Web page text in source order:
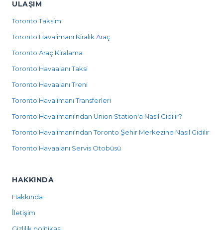
ULAŞIM
Toronto Taksim
Toronto Havalimanı Kiralık Araç
Toronto Araç Kiralama
Toronto Havaalanı Taksi
Toronto Havaalanı Treni
Toronto Havalimanı Transferleri
Toronto Havalimanı'ndan Union Station'a Nasıl Gidilir?
Toronto Havalimanı'ndan Toronto Şehir Merkezine Nasıl Gidilir
Toronto Havaalanı Servis Otobüsü
HAKKINDA
Hakkında
İletişim